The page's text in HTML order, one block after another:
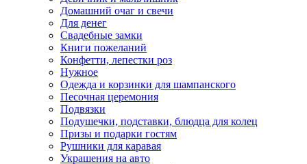
Домашний очаг и свечи
Для денег
Свадебные замки
Книги пожеланий
Конфетти, лепестки роз
Нужное
Одежда и корзинки для шампанского
Песочная церемония
Подвязки
Подушечки, подставки, блюдца для колец
Призы и подарки гостям
Рушники для каравая
Украшения на авто